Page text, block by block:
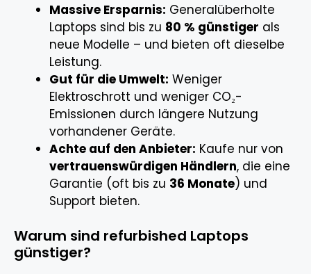
Massive Ersparnis: Generalüberholte
Laptops sind bis zu 80 % günstiger als
neue Modelle – und bieten oft dieselbe
Leistung.
Gut für die Umwelt: Weniger
Elektroschrott und weniger CO₂-
Emissionen durch längere Nutzung
vorhandener Geräte.
Achte auf den Anbieter: Kaufe nur von
vertrauenswürdigen Händlern, die eine
Garantie (oft bis zu 36 Monate) und
Support bieten.
Warum sind refurbished Laptops
günstiger?